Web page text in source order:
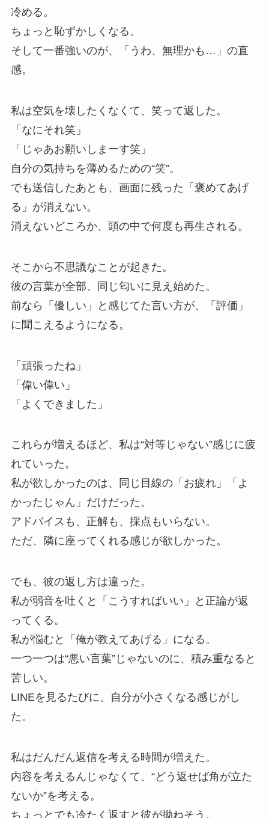
冷める。
ちょっと恥ずかしくなる。
そして一番強いのが、「うわ、無理かも…」の直
感。
私は空気を壊したくなくて、笑って返した。
「なにそれ笑」
「じゃあお願いしまーす笑」
自分の気持ちを薄めるための“笑”。
でも送信したあとも、画面に残った「褒めてあげ
る」が消えない。
消えないどころか、頭の中で何度も再生される。
そこから不思議なことが起きた。
彼の言葉が全部、同じ匂いに見え始めた。
前なら「優しい」と感じてた言い方が、「評価」
に聞こえるようになる。
「頑張ったね」
「偉い偉い」
「よくできました」
これらが増えるほど、私は“対等じゃない”感じに疲
れていった。
私が欲しかったのは、同じ目線の「お疲れ」「よ
かったじゃん」だけだった。
アドバイスも、正解も、採点もいらない。
ただ、隣に座ってくれる感じが欲しかった。
でも、彼の返し方は違った。
私が弱音を吐くと「こうすればいい」と正論が返
ってくる。
私が悩むと「俺が教えてあげる」になる。
一つ一つは“悪い言葉”じゃないのに、積み重なると
苦しい。
LINEを見るたびに、自分が小さくなる感じがし
た。
私はだんだん返信を考える時間が増えた。
内容を考えるんじゃなくて、“どう返せば角が立た
ないか”を考える。
ちょっとでも冷たく返すと彼が拗ねそう。